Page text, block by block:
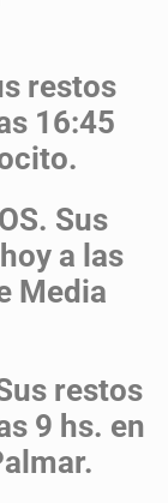
restos
16:45
Sus
a las
Media
restos
9 hs. en